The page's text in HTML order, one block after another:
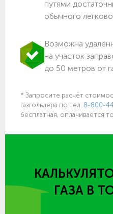
путями
обычного
Возможна
на участок
до 50 метров от
* Запросите расчёт
газгольдера по тел. 8-800-
бесплатная, оплачивается
ГАЗА В